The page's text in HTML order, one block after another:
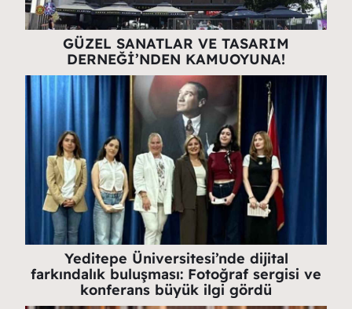
GÜZEL SANATLAR VE TASARIM
DERNEĞİ’NDEN KAMUOYUNA!
Yeditepe Üniversitesi’nde dijital
farkındalık buluşması: Fotoğraf sergisi ve
konferans büyük ilgi gördü